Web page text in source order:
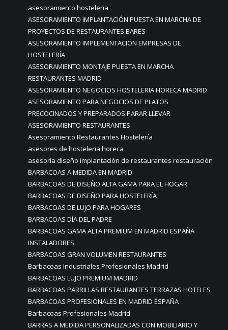
asesoramiento hosteleria
ASESORAMIENTO IMPLANTACIÓN PUESTA EN MARCHA DE
PROYECTOS DE RESTAURANTES BARES
ASESORAMIENTO IMPLEMENTACIÓN EMPRESAS DE
HOSTELERÍA
ASESORAMIENTO MONTAJE PUESTA EN MARCHA
RESTAURANTES MADRID
ASESORAMIENTO NEGOCIOS HOSTELERIA HORECA MADRID
ASESORAMIENTO PARA NEGOCIOS DE PLATOS
PRECOCINADOS Y PREPARADOS PARAR LLEVAR
ASESORAMIENTO RESTAURANTES
Asesoramiento Restaurantes Hostelería
asesores de hosteleria horeca
asesoría diseño implantación de restaurantes restauración
BARBACOAS A MEDIDA EN MADRID
BARBACOAS DE DISEÑO ALTA GAMA PARA EL HOGAR
BARBACOAS DE DISEÑO PARA HOSTELERÍA
BARBACOAS DE LUJO PARA HOGARES
BARBACOAS DÍA DEL PADRE
BARBACOAS GAMA ALTA PREMIUM EN MADRID ESPAÑA
INSTALADORES
BARBACOAS GRAN VOLUMEN RESTAURANTES
Barbacoas Industriales Profesionales Madrid
BARBACOAS LUJO PREMIUM MADRID
BARBACOAS PARRILLAS RESTAURANTES TERRAZAS HOTELES
BARBACOAS PROFESIONALES EN MADRID ESPAÑA
Barbacoas Profesionales Madrid
BARRAS A MEDIDA PERSONALIZADAS CON MOBILIARIO Y